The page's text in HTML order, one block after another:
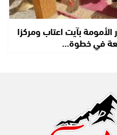
بآيت اعتاب ومركزا
في خطوة…